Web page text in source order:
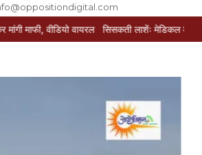
वायरल सिसकती लाशेंः मेडिकल के लावारिस वार्ड में